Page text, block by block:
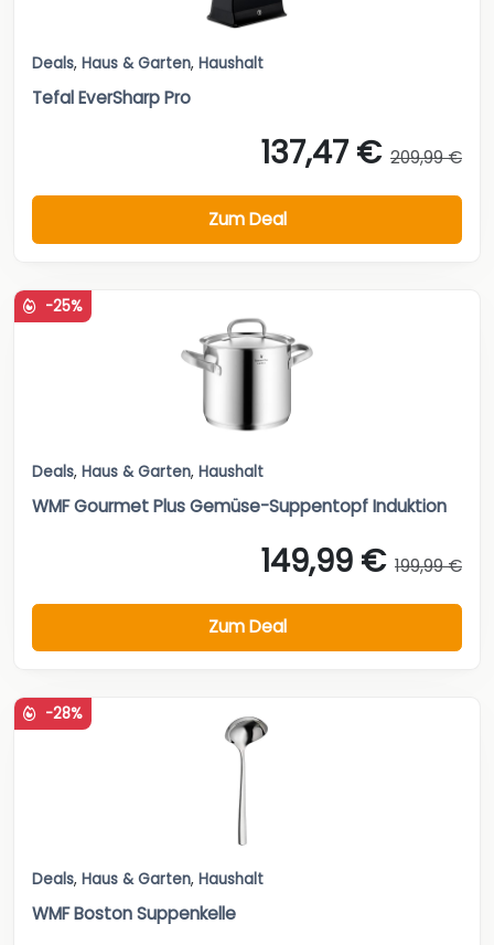
Deals, Haus & Garten, Haushalt
Tefal EverSharp Pro
137,47 € 209,99 €
Zum Deal
-25%
Deals, Haus & Garten, Haushalt
WMF Gourmet Plus Gemüse-Suppentopf Induktion
149,99 € 199,99 €
Zum Deal
-28%
Deals, Haus & Garten, Haushalt
WMF Boston Suppenkelle